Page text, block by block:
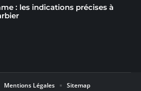
: les indications précises à
Mentions Légales Sitemap